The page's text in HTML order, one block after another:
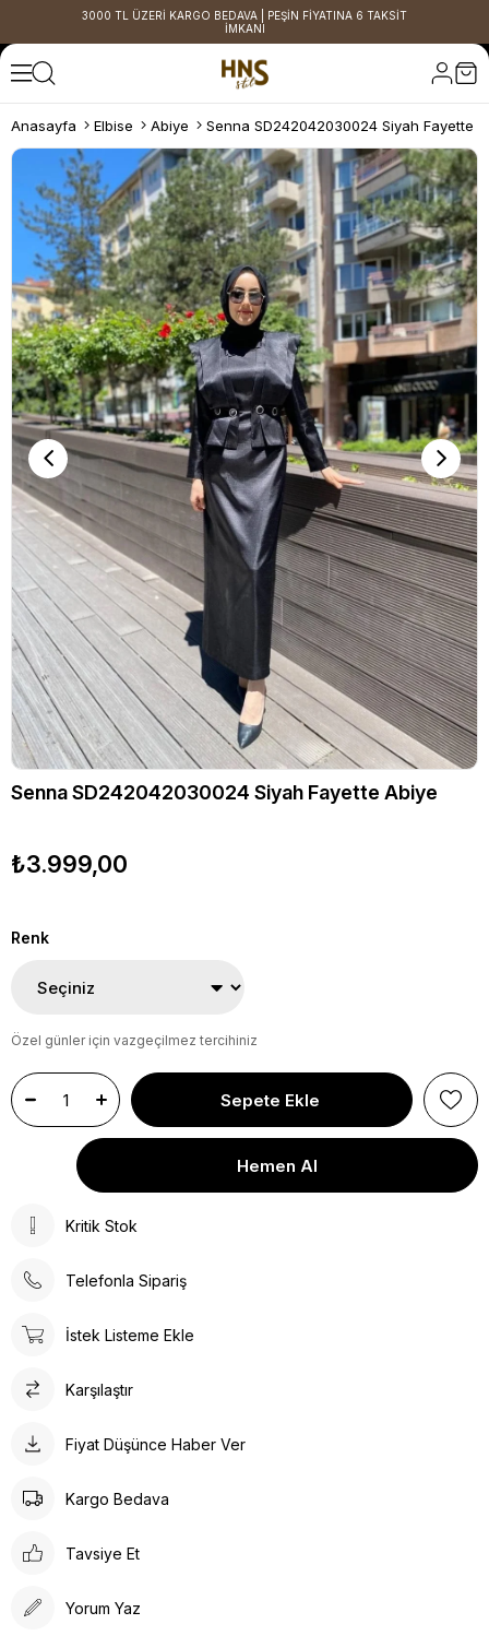
3000 TL ÜZERİ KARGO BEDAVA | PEŞİN FİYATINA 6 TAKSİT
İMKANI
Anasayfa Elbise Abiye Senna SD242042030024 Siyah Fayette
Senna SD242042030024 Siyah Fayette Abiye
₺3.999,00
Renk
Özel günler için vazgeçilmez tercihiniz
Kritik Stok
Telefonla Sipariş
İstek Listeme Ekle
Karşılaştır
Fiyat Düşünce Haber Ver
Kargo Bedava
Tavsiye Et
Yorum Yaz